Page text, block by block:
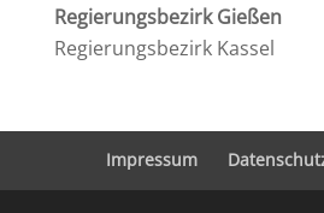
Regie­rungs­be­zirk Gießen
Regie­rungs­be­zirk Kassel
Impressum